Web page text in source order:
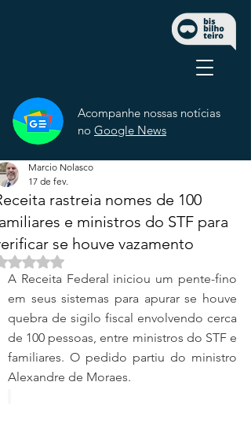
Acompanhe nossas notícias
no Google News
rastreia nomes de 100
e ministros do STF para
se houve vazamento
Marcio Nolasco
17 de fev.
Avaliado com NaN de 5 estrelas.
A Receita Federal iniciou um pente-fino
em seus sistemas para apurar se houve
quebra de sigilo fiscal envolvendo cerca
de 100 pessoas, entre ministros do STF e
familiares. O pedido partiu do ministro
Alexandre de Moraes.